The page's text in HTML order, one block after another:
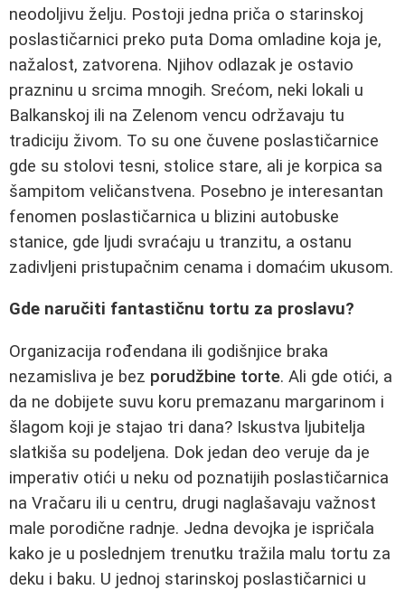
neodoljivu želju. Postoji jedna priča o starinskoj
poslastičarnici preko puta Doma omladine koja je,
nažalost, zatvorena. Njihov odlazak je ostavio
prazninu u srcima mnogih. Srećom, neki lokali u
Balkanskoj ili na Zelenom vencu održavaju tu
tradiciju živom. To su one čuvene poslastičarnice
gde su stolovi tesni, stolice stare, ali je korpica sa
šampitom veličanstvena. Posebno je interesantan
fenomen poslastičarnica u blizini autobuske
stanice, gde ljudi svraćaju u tranzitu, a ostanu
zadivljeni pristupačnim cenama i domaćim ukusom.
Gde naručiti fantastičnu tortu za proslavu?
Organizacija rođendana ili godišnjice braka
nezamisliva je bez porudžbine torte. Ali gde otići, a
da ne dobijete suvu koru premazanu margarinom i
šlagom koji je stajao tri dana? Iskustva ljubitelja
slatkiša su podeljena. Dok jedan deo veruje da je
imperativ otići u neku od poznatijih poslastičarnica
na Vračaru ili u centru, drugi naglašavaju važnost
male porodične radnje. Jedna devojka je ispričala
kako je u poslednjem trenutku tražila malu tortu za
deku i baku. U jednoj starinskoj poslastičarnici u